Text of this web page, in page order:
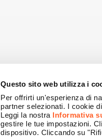
Questo sito web utilizza i
Per offrirti un'esperienza di
partner selezionati. I cookie
Leggi la nostra Informativa
gestire le tue impostazioni.
dispositivo. Cliccando su